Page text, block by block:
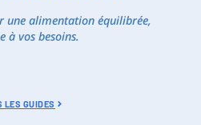
une alimentation équilibrée,
à vos besoins.
LES GUIDES